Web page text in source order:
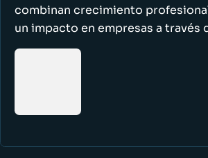
combinan crecimiento
un impacto en empresas a